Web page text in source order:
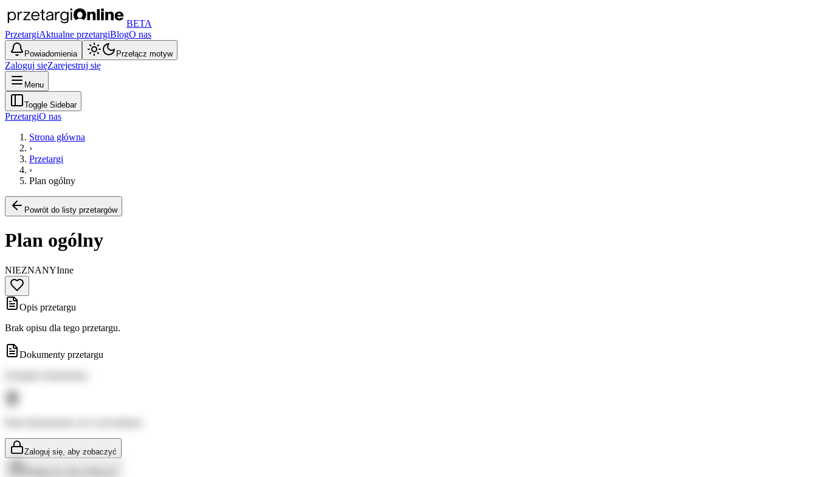
BETA
PrzetargiAktualne przetargiBlogO nas
Powiadomienia Przełącz motyw
Zaloguj sięZarejestruj się
Menu
Toggle Sidebar
PrzetargiO nas
Strona główna
›
Przetargi
›
Plan ogólny
Powrót do listy przetargów
Plan ogólny
NIEZNANYInne
Opis przetargu
Brak opisu dla tego przetargu.
Dokumenty przetargu
Zaloguj się, aby zobaczyć